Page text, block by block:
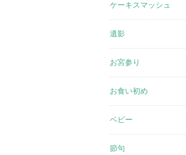
ケーキスマッシュ
遺影
お宮参り
お食い初め
ベビー
節句